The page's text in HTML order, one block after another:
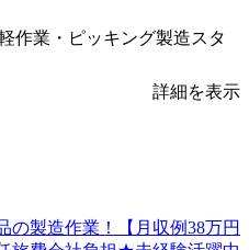
作業・ピッキング製造スタ
詳細を表示